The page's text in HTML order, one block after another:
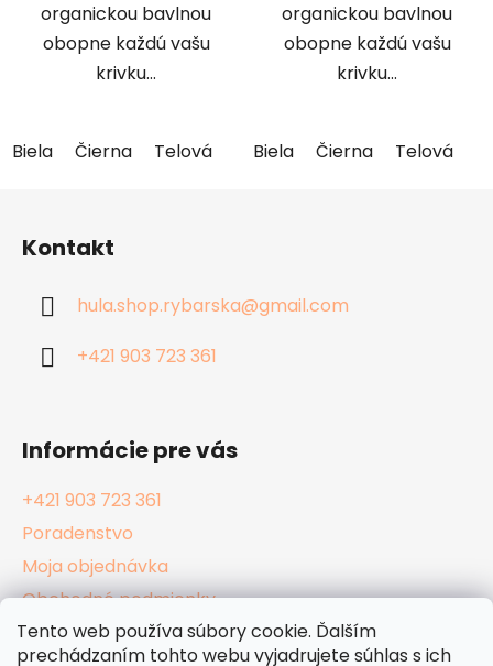
Tento web používa súbory cookie. Ďalším
prechádzaním tohto webu vyjadrujete súhlas s ich
organickou bavlnou
obopne každú vašu
krivku...
Biela Čierna Telová
organickou bavlnou
obopne každú vašu
krivku...
Biela Čierna Telová
Kontakt
hula.shop.rybarska@gmail.com
+421 903 723 361
Informácie pre vás
+421 903 723 361
Poradenstvo
Moja objednávka
Obchodné podmienky
Reklamačný poriadok